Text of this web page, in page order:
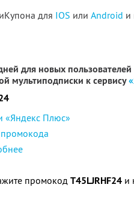
для IOS или Android и
для новых
мультиподписки к сервису
«Яндекс Плюс»
промокодT45LJRHF24 и